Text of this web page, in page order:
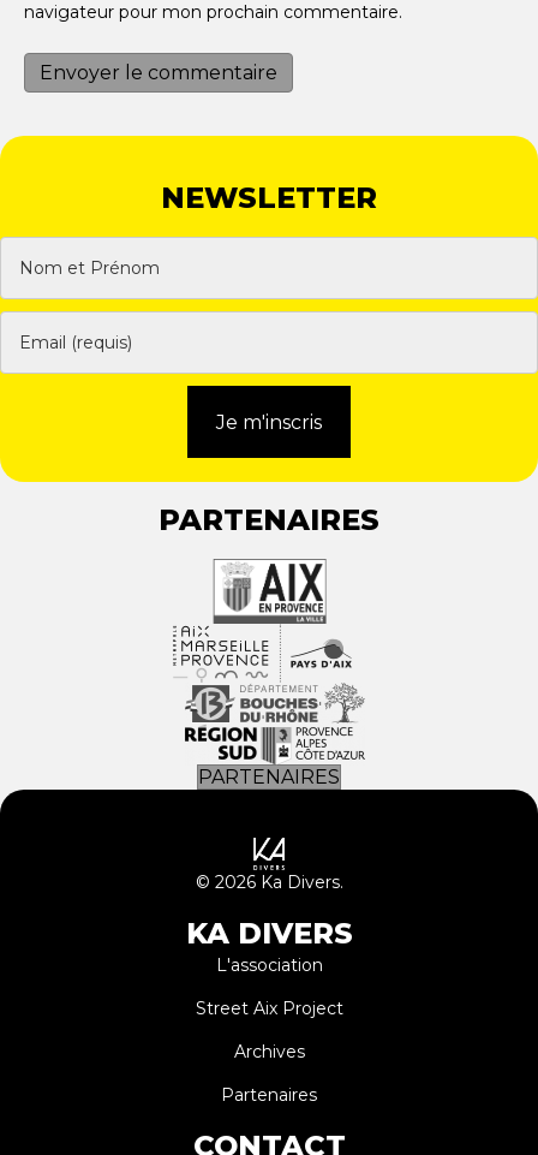
navigateur pour mon prochain commentaire.
NEWSLETTER
Je m'inscris
PARTENAIRES
PARTENAIRES
© 2026 Ka Divers.
KA DIVERS
L'association
Street Aix Project
Archives
Partenaires
CONTACT